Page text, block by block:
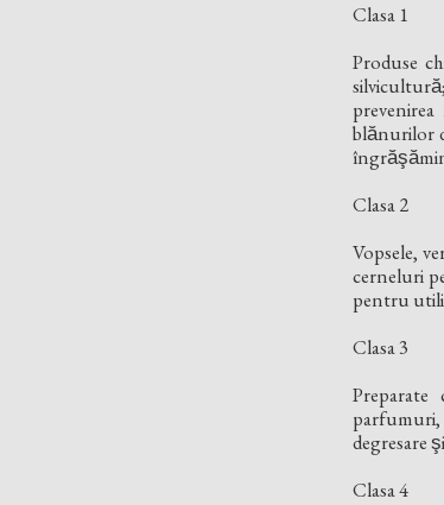
Clasa 1
Produse
blănurilor
Clasa 2
Vopsele,
cerneluri
pentru
Clasa 3
parfumuri,
degresare
Clasa 4